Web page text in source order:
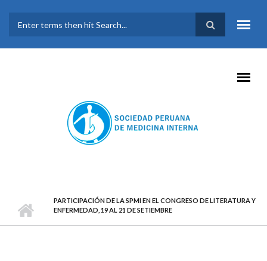
FORMULARIO DE
BÚSQUEDA
PARTICIPACIÓN DE LA SPMI EN EL CONGRESO DE LITERATURA Y
ENFERMEDAD, 19 AL 21 DE SETIEMBRE